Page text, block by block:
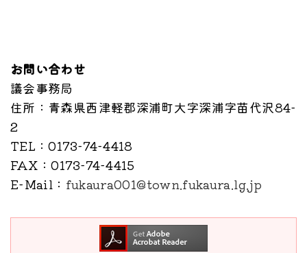
お問い合わせ
議会事務局
住所 ：青森県西津軽郡深浦町大字深浦字苗代沢84-
2
TEL ：0173-74-4418
FAX ：0173-74-4415
E-Mail ： fukaura001@town.fukaura.lg.jp